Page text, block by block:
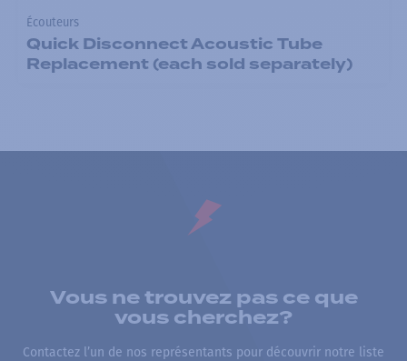
Écouteurs
Quick Disconnect Acoustic Tube
Replacement (each sold separately)
Vous ne trouvez pas ce que
vous cherchez?
Contactez l’un de nos représentants pour découvrir notre liste